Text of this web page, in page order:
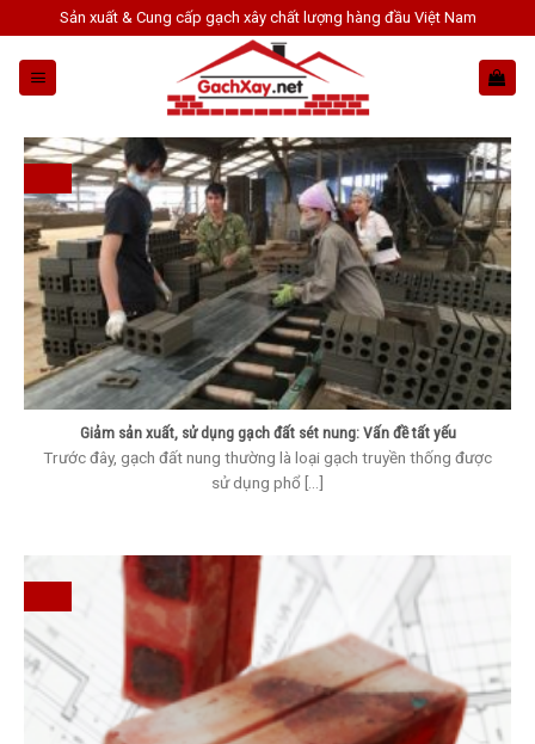
to
content
Sản xuất & Cung cấp gạch xây chất lượng hàng đầu Việt Nam
Giảm sản xuất, sử dụng gạch đất sét nung: Vấn đề tất yếu
Trước đây, gạch đất nung thường là loại gạch truyền thống được
sử dụng phổ [...]